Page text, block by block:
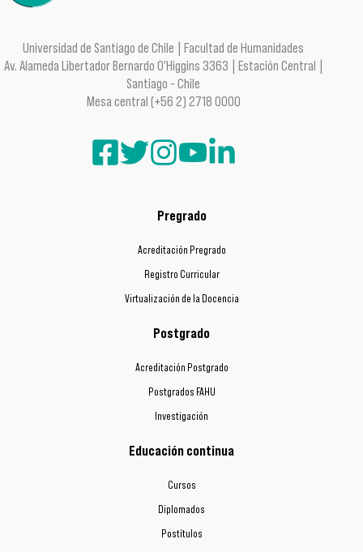
Universidad de Santiago de Chile | Facultad de Humanidades
Av. Alameda Libertador Bernardo O'Higgins 3363 | Estación Central |
Santiago - Chile
Mesa central (+56 2) 2718 0000
Pregrado
Acreditación Pregrado
Registro Curricular
Virtualización de la Docencia
Postgrado
Acreditación Postgrado
Postgrados FAHU
Investigación
Educación continua
Cursos
Diplomados
Postítulos